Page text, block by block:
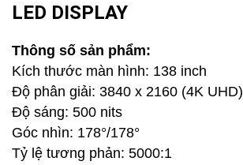
LED DISPLAY
Thông số sản phẩm:
Kích thước màn hình: 138 inch
Độ phân giải: 3840 x 2160 (4K UHD)
Độ sáng: 500 nits
Góc nhìn: 178°/178°
Tỷ lệ tương phản: 5000:1